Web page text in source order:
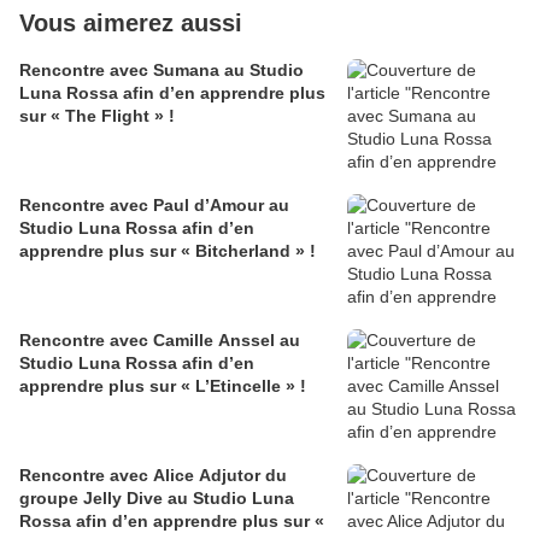
Vous aimerez aussi
Rencontre avec Sumana au Studio
Luna Rossa afin d’en apprendre plus
sur « The Flight » !
Rencontre avec Paul d’Amour au
Studio Luna Rossa afin d’en
apprendre plus sur « Bitcherland » !
Rencontre avec Camille Anssel au
Studio Luna Rossa afin d’en
apprendre plus sur « L’Etincelle » !
Rencontre avec Alice Adjutor du
groupe Jelly Dive au Studio Luna
Rossa afin d’en apprendre plus sur «